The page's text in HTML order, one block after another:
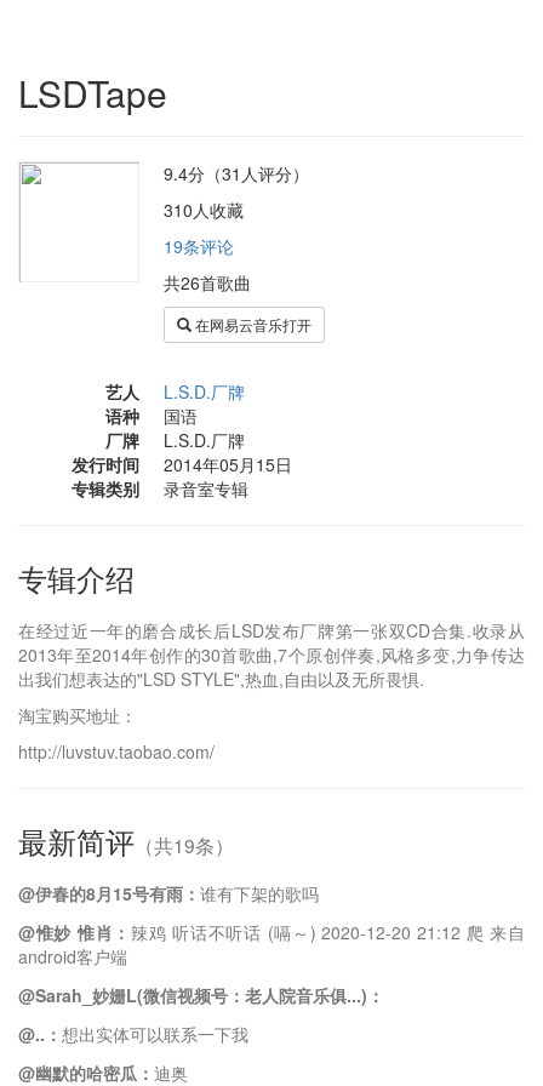
LSDTape
9.4分（31人评分）
310人收藏
19条评论
共26首歌曲
在网易云音乐打开
艺人
L.S.D.厂牌
语种
国语
厂牌
L.S.D.厂牌
发行时间
2014年05月15日
专辑类别
录音室专辑
专辑介绍
在经过近一年的磨合成长后LSD发布厂牌第一张双CD合集.收录从
2013年至2014年创作的30首歌曲,7个原创伴奏,风格多变,力争传达
出我们想表达的"LSD STYLE",热血,自由以及无所畏惧.
淘宝购买地址：
http://luvstuv.taobao.com/
最新简评 （共19条）
@伊春的8月15号有雨： 谁有下架的歌吗
@惟妙 惟肖：辣鸡 听话不听话 (嗝～) 2020-12-20 21:12 爬 来自
android客户端
@Sarah_妙姗L(微信视频号：老人院音乐俱...)：
@..： 想出实体可以联系一下我
@幽默的哈密瓜： 迪奥